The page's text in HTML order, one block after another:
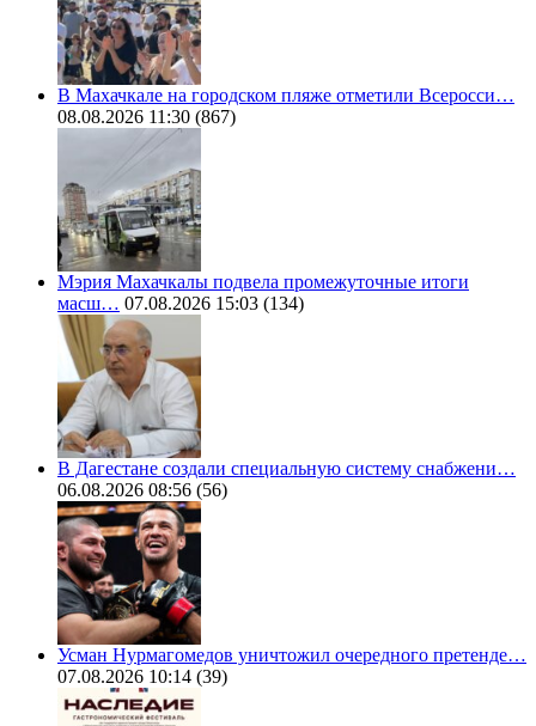
В Махачкале на городском пляже отметили Всеросси…
08.08.2026 11:30 (867)
Мэрия Махачкалы подвела промежуточные итоги
масш… 07.08.2026 15:03 (134)
В Дагестане создали специальную систему снабжени…
06.08.2026 08:56 (56)
Усман Нурмагомедов уничтожил очередного претенде…
07.08.2026 10:14 (39)